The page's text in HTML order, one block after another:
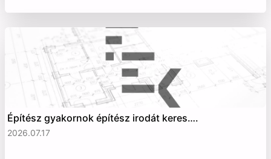
Építész gyakornok építész irodát keres….
2026.07.17